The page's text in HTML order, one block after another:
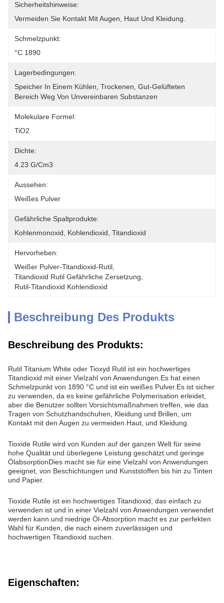
Sicherheitshinweise:
Vermeiden Sie Kontakt Mit Augen, Haut Und Kleidung.
Schmelzpunkt:
°C 1890
Lagerbedingungen:
Speicher In Einem Kühlen, Trockenen, Gut-Gelüfteten
Bereich Weg Von Unvereinbaren Substanzen
Molekulare Formel:
TiO2
Dichte:
4.23 G/cm3
Aussehen:
Weißes Pulver
Gefährliche Spaltprodukte:
Kohlenmonoxid, Kohlendioxid, Titandioxid
Hervorheben:
Weißer Pulver-Titandioxid-Rutil
Titandioxid Rutil Gefährliche Zersetzung
Rutil-Titandioxid Kohlendioxid
Beschreibung Des Produkts
Beschreibung des Produkts:
Rutil Titanium White oder Tioxyd Rutil ist ein hochwertiges
Titandioxid mit einer Vielzahl von Anwendungen.Es hat einen
Schmelzpunkt von 1890 °C und ist ein weißes Pulver.Es ist sicher
zu verwenden, da es keine gefährliche Polymerisation erleidet,
aber die Benutzer sollten Vorsichtsmaßnahmen treffen, wie das
Tragen von Schutzhandschuhen, Kleidung und Brillen, um
Kontakt mit den Augen zu vermeiden.Haut, und Kleidung.
Tioxide Rutile wird von Kunden auf der ganzen Welt für seine
hohe Qualität und überlegene Leistung geschätzt.und geringe
ÖlabsorptionDies macht sie für eine Vielzahl von Anwendungen
geeignet, von Beschichtungen und Kunststoffen bis hin zu Tinten
und Papier.
Tioxide Rutile ist ein hochwertiges Titandioxid, das einfach zu
verwenden ist und in einer Vielzahl von Anwendungen verwendet
werden kann.und niedrige Öl-Absorption macht es zur perfekten
Wahl für Kunden, die nach einem zuverlässigen und
hochwertigen Titandioxid suchen.
Eigenschaften: